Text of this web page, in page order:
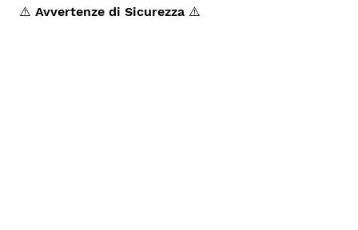
⚠️ Avvertenze di Sicurezza ⚠️